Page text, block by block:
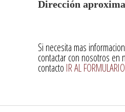
Dirección
Si necesita mas
contactar con nosotros en
contacto IR AL FORMULARIO